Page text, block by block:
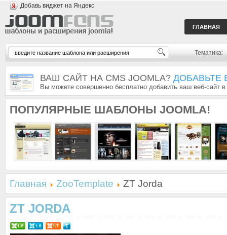
Добавь виджет на Яндекс
ГЛАВНАЯ
Тематика:
ВАШ САЙТ НА CMS JOOMLA? ДОБАВЬТЕ
Вы можете совершенно бесплатно добавить ваш веб-сайт
ПОПУЛЯРНЫЕ ШАБЛОНЫ JOOMLA!
Главная ZooTemplate ZT Jorda
ZT JORDA